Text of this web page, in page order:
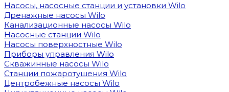
Насосы, насосные станции и установки Wilo
Дренажные насосы Wilo
Канализационные насосы Wilo
Насосные станции Wilo
Насосы поверхностные Wilo
Приборы управления Wilo
Скважинные насосы Wilo
Станции пожаротушения Wilo
Центробежные насосы Wilo